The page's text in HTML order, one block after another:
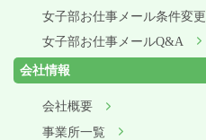
女子部お仕事メール条件変更
女子部お仕事メールQ&A
会社情報
会社概要
事業所一覧